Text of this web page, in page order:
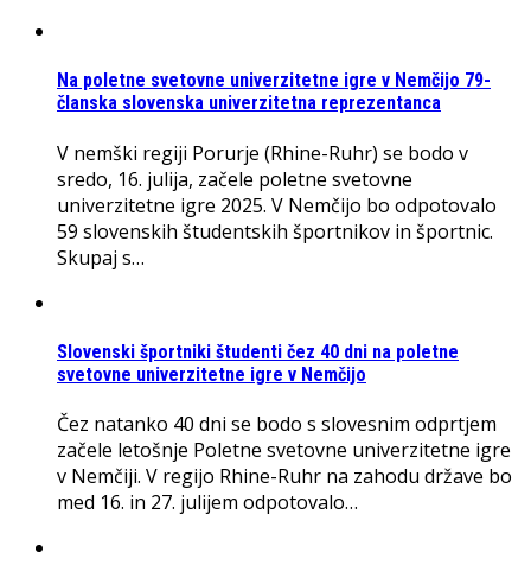
Na poletne svetovne univerzitetne igre v Nemčijo 79-
članska slovenska univerzitetna reprezentanca
V nemški regiji Porurje (Rhine-Ruhr) se bodo v
sredo, 16. julija, začele poletne svetovne
univerzitetne igre 2025. V Nemčijo bo odpotovalo
59 slovenskih študentskih športnikov in športnic.
Skupaj s…
Slovenski športniki študenti čez 40 dni na poletne
svetovne univerzitetne igre v Nemčijo
Čez natanko 40 dni se bodo s slovesnim odprtjem
začele letošnje Poletne svetovne univerzitetne igre
v Nemčiji. V regijo Rhine-Ruhr na zahodu države bo
med 16. in 27. julijem odpotovalo…